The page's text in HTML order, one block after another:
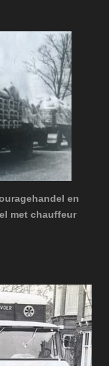
en
met chauffeur